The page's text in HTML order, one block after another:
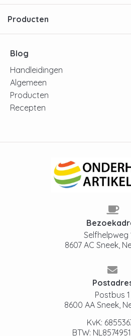
Producten
Blog
Handleidingen
Algemeen
Producten
Recepten
Selfhelpweg
8607 AC Sneek,
Postbus 1
8600 AA Sneek,
KvK:
BTW: